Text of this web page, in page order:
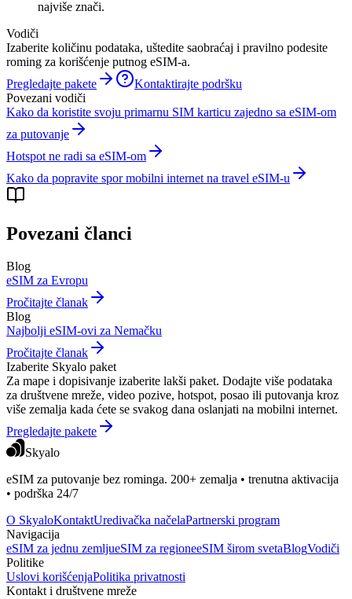
najviše znači.
Vodiči
Izaberite količinu podataka, uštedite saobraćaj i pravilno podesite
roming za korišćenje putnog eSIM-a.
Pregledajte pakete
Kontaktirajte podršku
Povezani vodiči
Kako da koristite svoju primarnu SIM karticu zajedno sa eSIM-om
za putovanje
Hotspot ne radi sa eSIM-om
Kako da popravite spor mobilni internet na travel eSIM-u
Povezani članci
Blog
eSIM za Evropu
Pročitajte članak
Blog
Najbolji eSIM-ovi za Nemačku
Pročitajte članak
Izaberite Skyalo paket
Za mape i dopisivanje izaberite lakši paket. Dodajte više podataka
za društvene mreže, video pozive, hotspot, posao ili putovanja kroz
više zemalja kada ćete se svakog dana oslanjati na mobilni internet.
Pregledajte pakete
Skyalo
eSIM za putovanje bez rominga. 200+ zemalja • trenutna aktivacija
• podrška 24/7
O SkyaloKontaktUredivačka načelaPartnerski program
Navigacija
eSIM za jednu zemljueSIM za regioneeSIM širom svetaBlogVodiči
Politike
Uslovi korišćenjaPolitika privatnosti
Kontakt i društvene mreže